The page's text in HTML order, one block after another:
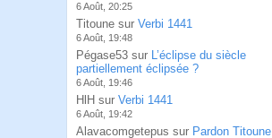
6 Août, 20:25
Titoune sur Verbi 1441
6 Août, 19:48
Pégase53 sur L’éclipse du siècle
partiellement éclipsée ?
6 Août, 19:46
HlH sur Verbi 1441
6 Août, 19:42
Alavacomgetepus sur Pardon Titoune